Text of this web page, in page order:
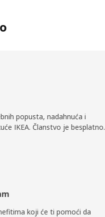
popusta, nadahnuća i
IKEA. Članstvo je besplatno.
koji će ti pomoći da